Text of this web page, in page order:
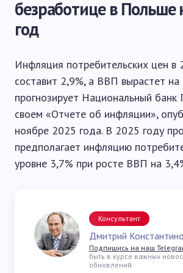
безработице в Польше
год
Инфляция потребительских цен в
составит 2,9%, а ВВП вырастет на
прогнозирует Национальный
своем «Отчете об инфляции»,
ноябре 2025 года. В 2025 году
предполагает инфляцию
уровне 3,7% при росте ВВП на
Консультант
Дмитрий
Подпишись на наш
быть в курсе важных
обновлений.